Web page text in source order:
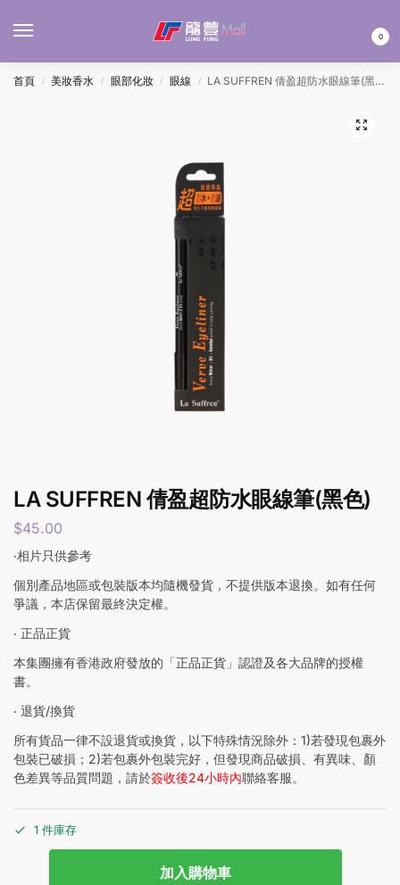
0
首頁 / 美妝香水 / 眼部化妝 / 眼線 / LA SUFFREN 倩盈超防水眼線筆(黑色)
LA SUFFREN 倩盈超防水眼線筆(黑色)
$45.00
‧相片只供參考
個別產品地區或包裝版本均隨機發貨，不提供版本退換。如有任何
爭議，本店保留最終決定權。
‧ 正品正貨
本集團擁有香港政府發放的「正品正貨」認證及各大品牌的授權
書。
‧ 退貨/換貨
所有貨品一律不設退貨或換貨，以下特殊情況除外：1)若發現包裹外
包裝已破損；2)若包裹外包裝完好，但發現商品破損、有異味、顏
色差異等品質問題，請於簽收後24小時內聯絡客服。
1 件庫存
加入購物車